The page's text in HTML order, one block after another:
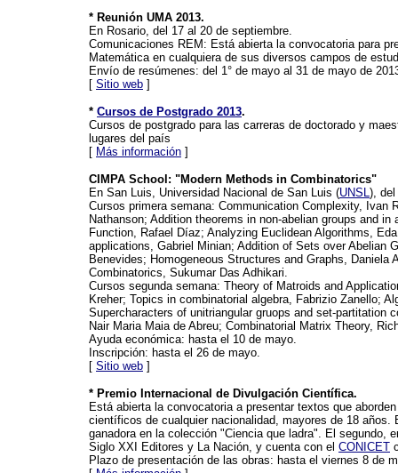
* Reunión UMA 2013.
En Rosario, del 17 al 20 de septiembre.
Comunicaciones REM: Está abierta la convocatoria para
Matemática en cualquiera de sus diversos campos de
Envío de resúmenes: del 1° de mayo al 31 de mayo de
[ Sitio web ]
* Cursos de Postgrado 2013.
Cursos de postgrado para las carreras de doctorado y
lugares del país
[ Más información ]
CIMPA School: "Modern Methods in Combinatorics"
En San Luis, Universidad Nacional de San Luis (UNSL), del
Cursos primera semana: Communication Complexity, Ivan
Nathanson; Addition theorems in non-abelian groups and
Function, Rafael Díaz; Analyzing Euclidean Algorithms,
applications, Gabriel Minian; Addition of Sets over Abelian
Benevides; Homogeneous Structures and Graphs,
Combinatorics, Sukumar Das Adhikari.
Cursos segunda semana: Theory of Matroids and
Kreher; Topics in combinatorial algebra, Fabrizio Zanello;
Supercharacters of unitriangular gruops and set-partitation
Nair Maria Maia de Abreu; Combinatorial Matrix Theory,
Ayuda económica: hasta el 10 de mayo.
Inscripción: hasta el 26 de mayo.
[ Sitio web ]
* Premio Internacional de Divulgación Científica.
Está abierta la convocatoria a presentar textos que
científicos de cualquier nacionalidad, mayores de 18
ganadora en la colección "Ciencia que ladra". El segundo,
Siglo XXI Editores y La Nación, y cuenta con el CONICET
Plazo de presentación de las obras: hasta el viernes 8 de